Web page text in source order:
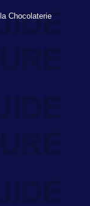
Chocolaterie